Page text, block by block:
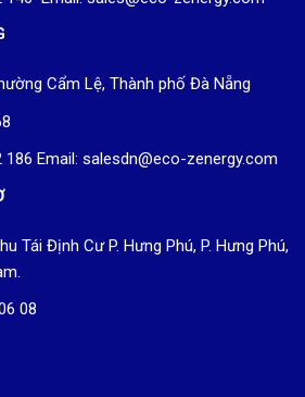
Cẩm Lệ, Thành phố Đà Nẵng
186 Email: salesdn@eco-zenergy.com
Tái Định Cư P. Hưng Phú, P. Hưng Phú,
08